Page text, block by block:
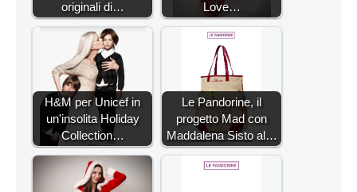
originali di…
Love…
H&M per Unicef in
un'insolita Holiday
Collection…
Le Pandorine, il
progetto Mad con
Maddalena Sisto al…